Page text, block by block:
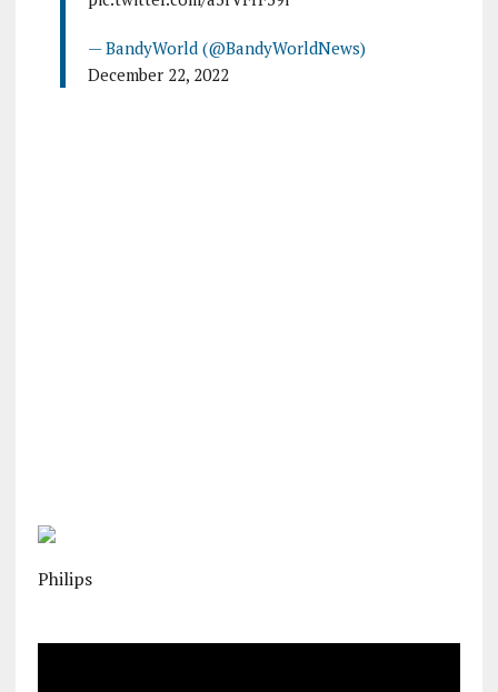
— BandyWorld (@BandyWorldNews)
December 22, 2022
Philips